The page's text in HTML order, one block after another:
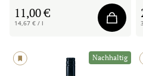
11,00 €
14,67 € / l
Nachhaltig